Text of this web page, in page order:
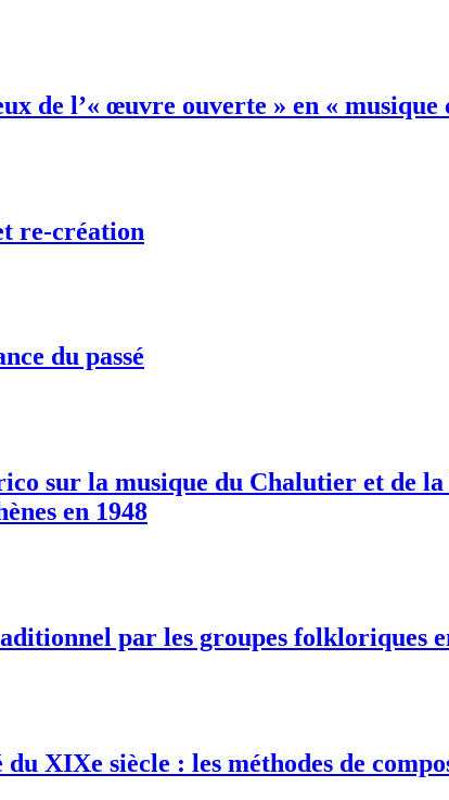
de l’« œuvre ouverte » en « musique
re-création
du passé
sur la musique du Chalutier et de la
en 1948
par les groupes folkloriques
XIXe siècle : les méthodes de